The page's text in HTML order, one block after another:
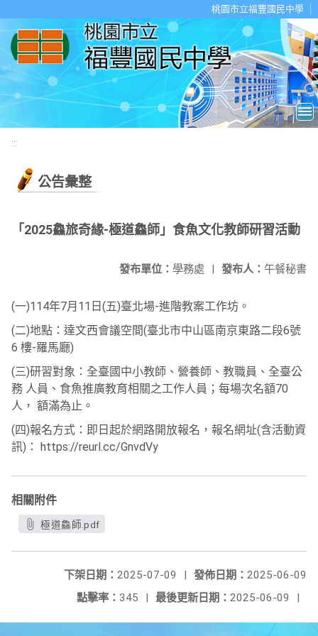
桃園市立福豐國民中學
:::
公告彙整
「2025鱻旅奇緣-極道鱻師」食魚文化教師研習活動
發布人： 午餐秘書
發布單位： 學務處 |
(一)114年7月11日(五)臺北場-進階教案工作坊。
(二)地點：達文西會議空間(臺北市中山區南京東路二段6號
6 樓-羅馬廳)
(三)研習對象：全臺國中小教師、營養師、教職員、全臺公
務 人員、食魚推廣教育相關之工作人員；每場次名額70
人， 額滿為止。
(四)報名方式：即日起於網路開放報名，報名網址(含活動資
訊)： https://reurl.cc/GnvdVy
相關附件
極道鱻師.pdf
發佈日期： 2025-06-09
下架日期： 2025-07-09
|
最後更新日期： 2025-06-09 |
點擊率： 345 |